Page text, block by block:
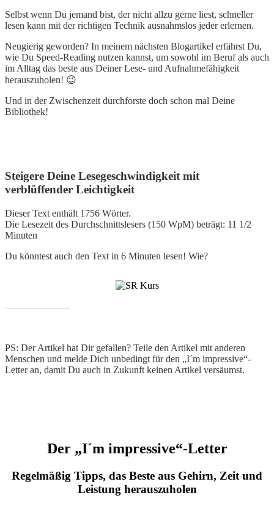
Selbst wenn Du jemand bist, der nicht allzu gerne liest, schneller
lesen kann mit der richtigen Technik ausnahmslos jeder erlernen.
Neugierig geworden? In meinem nächsten Blogartikel erfährst Du,
wie Du Speed-Reading nutzen kannst, um sowohl im Beruf als auch
im Alltag das beste aus Deiner Lese- und Aufnahmefähigkeit
herauszuholen! 😉
Und in der Zwischenzeit durchforste doch schon mal Deine
Bibliothek!
Steigere Deine Lesegeschwindigkeit mit
verblüffender Leichtigkeit
Dieser Text enthält 1756 Wörter.
Die Lesezeit des Durchschnittslesers (150 WpM) beträgt: 11 1/2
Minuten
Du könntest auch den Text in 6 Minuten lesen! Wie?
PS: Der Artikel hat Dir gefallen? Teile den Artikel mit anderen
Menschen und melde Dich unbedingt für den „I´m impressive“-
Letter an, damit Du auch in Zukunft keinen Artikel versäumst.
Der „I´m impressive“-Letter
Regelmäßig Tipps, das Beste aus Gehirn, Zeit und
Leistung herauszuholen